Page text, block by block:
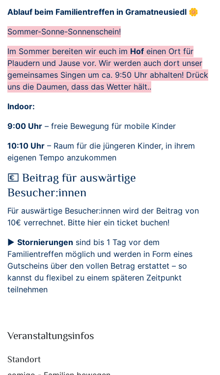
Ablauf beim Familientreffen in Gramatneusiedl 🌼
Sommer-Sonne-Sonnenschein!
Im Sommer bereiten wir euch im Hof einen Ort für
Plaudern und Jause vor. Wir werden auch dort unser
gemeinsames Singen um ca. 9:50 Uhr abhalten! Drück
uns die Daumen, dass das Wetter hält..
Indoor:
9:00 Uhr – freie Bewegung für mobile Kinder
10:10 Uhr – Raum für die jüngeren Kinder, in ihrem
eigenen Tempo anzukommen
💶 Beitrag für auswärtige
Besucher:innen
Für auswärtige Besucher:innen wird der Beitrag von
10€ verrechnet. Bitte hier ein ticket buchen!
▶️ Stornierungen sind bis 1 Tag vor dem
Familientreffen möglich und werden in Form eines
Gutscheins über den vollen Betrag erstattet – so
kannst du flexibel zu einem späteren Zeitpunkt
teilnehmen
Veranstaltungsinfos
Standort